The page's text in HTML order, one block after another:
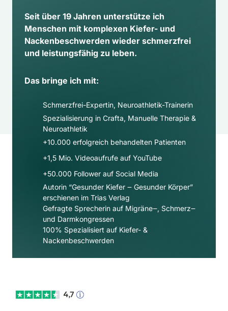
Seit über 19 Jahren unterstütze ich
Menschen mit komplexen Kiefer- und
Nackenbeschwerden wieder schmerzfrei
und leistungsfähig zu leben.
Das bringe ich mit:
Schmerzfrei-Expertin, Neuroathletik-Trainerin
Spezialisierung in Crafta, Manuelle Therapie &
Neuroathletik
+10.000 erfolgreich behandelten Patienten
+1,5 Mio. Videoaufrufe auf YouTube
+50.000 Follower auf Social Media​
Autorin “Gesunder Kiefer ‒ Gesunder Körper”
erschienen im Trias Verlag
Gefragte Sprecherin auf Migräne‒, Schmerz‒
und Darmkongressen
100% Spezialisiert auf Kiefer- &
Nackenbeschwerden